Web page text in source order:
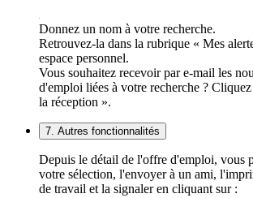
Donnez un nom à votre recherche.
Retrouvez-la dans la rubrique « Mes
espace personnel.
Vous souhaitez recevoir par e-mail les
d'emploi liées à votre recherche ?
la réception ».
7. Autres fonctionnalités
Depuis le détail de l'offre d'emploi, vous
votre sélection, l'envoyer à un ami,
de travail et la signaler en cliquant sur :